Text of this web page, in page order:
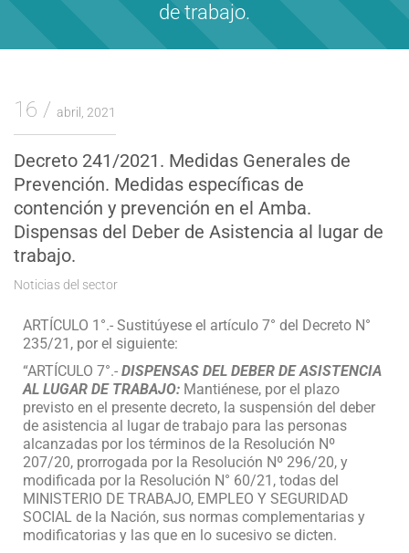
de trabajo.
16 abril, 2021
Decreto 241/2021. Medidas Generales de
Prevención. Medidas específicas de
contención y prevención en el Amba.
Dispensas del Deber de Asistencia al lugar de
trabajo.
Noticias del sector
ARTÍCULO 1°.- Sustitúyese el artículo 7° del Decreto N°
235/21, por el siguiente:
“ARTÍCULO 7°.- DISPENSAS DEL DEBER DE ASISTENCIA
AL LUGAR DE TRABAJO: Mantiénese, por el plazo
previsto en el presente decreto, la suspensión del deber
de asistencia al lugar de trabajo para las personas
alcanzadas por los términos de la Resolución Nº
207/20, prorrogada por la Resolución Nº 296/20, y
modificada por la Resolución N° 60/21, todas del
MINISTERIO DE TRABAJO, EMPLEO Y SEGURIDAD
SOCIAL de la Nación, sus normas complementarias y
modificatorias y las que en lo sucesivo se dicten.